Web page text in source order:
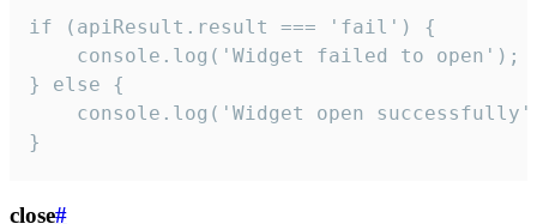
if (apiResult.result === 'fail') {
    console.log('Widget failed to open');
} else {
console.log('Widget open
}
close#